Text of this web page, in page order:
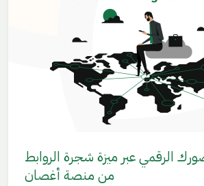
الرقمي عبر ميزة شجرة الروابط
من منصة أغصان